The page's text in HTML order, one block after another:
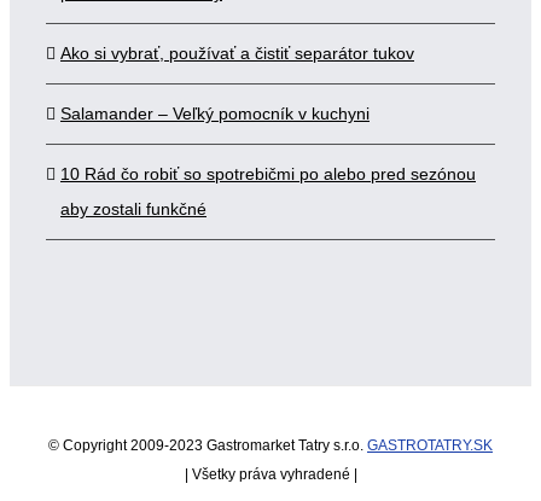
Ako si vybrať, používať a čistiť separátor tukov
Salamander – Veľký pomocník v kuchyni
10 Rád čo robiť so spotrebičmi po alebo pred sezónou
aby zostali funkčné
© Copyright 2009-2023 Gastromarket Tatry s.r.o. GASTROTATRY.SK
| Všetky práva vyhradené |